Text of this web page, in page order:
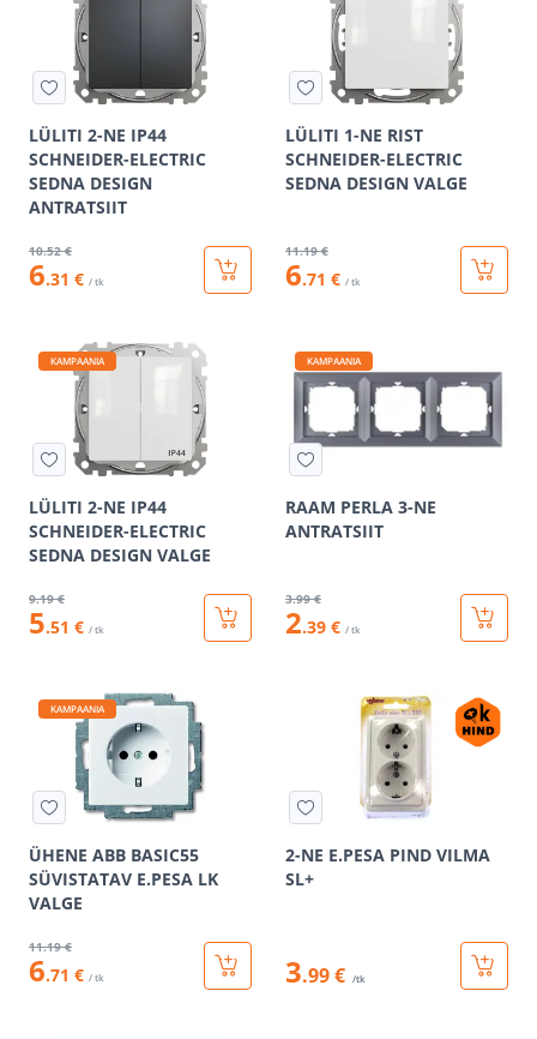
LÜLITI 2-NE IP44
SCHNEIDER-ELECTRIC
SEDNA DESIGN
ANTRATSIIT
10.52 €
6.31 € / tk
LÜLITI 1-NE RIST
SCHNEIDER-ELECTRIC
SEDNA DESIGN VALGE
11.19 €
6.71 € / tk
KAMPAANIA
LÜLITI 2-NE IP44
SCHNEIDER-ELECTRIC
SEDNA DESIGN VALGE
9.19 €
5.51 € / tk
KAMPAANIA
RAAM PERLA 3-NE
ANTRATSIIT
3.99 €
2.39 € / tk
KAMPAANIA
ÜHENE ABB BASIC55
SÜVISTATAV E.PESA LK
VALGE
11.19 €
6.71 € / tk
2-NE E.PESA PIND VILMA
SL+
3.99 € /tk